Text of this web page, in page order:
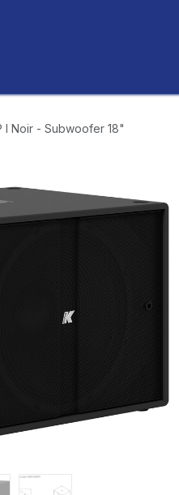
I Noir - Subwoofer 18"